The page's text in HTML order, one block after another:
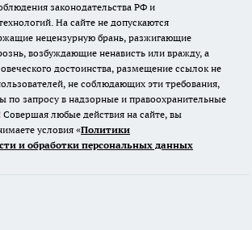
законодательства РФ и
На сайте не допускаются
нецензурную брань, разжигающие
возбуждающие ненависть или вражду, а
достоинства, размещение ссылок не
не соблюдающих эти требования,
по запросу в надзорные и правоохранительные
Совершая любые действия на сайте, вы
условия «Политики
и обработки персональных данных